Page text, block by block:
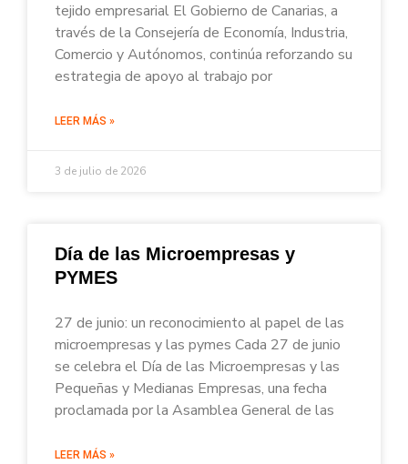
tejido empresarial El Gobierno de Canarias, a
través de la Consejería de Economía, Industria,
Comercio y Autónomos, continúa reforzando su
estrategia de apoyo al trabajo por
LEER MÁS »
3 de julio de 2026
Día de las Microempresas y
PYMES
27 de junio: un reconocimiento al papel de las
microempresas y las pymes Cada 27 de junio
se celebra el Día de las Microempresas y las
Pequeñas y Medianas Empresas, una fecha
proclamada por la Asamblea General de las
LEER MÁS »